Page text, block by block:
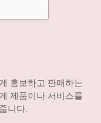
홍보하고 판매하는
제품이나 서비스를
니다.